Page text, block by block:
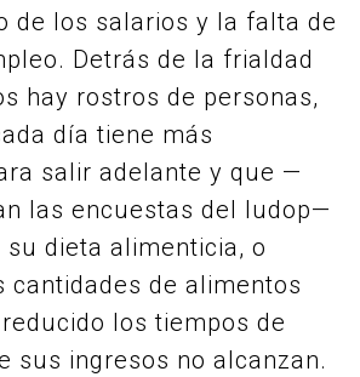
de los salarios y la falta de
Detrás de la frialdad
hay rostros de personas,
día tiene más
salir adelante y que —
las encuestas del Iudop—
su dieta alimenticia, o
cantidades de alimentos
los tiempos de
sus ingresos no alcanzan.